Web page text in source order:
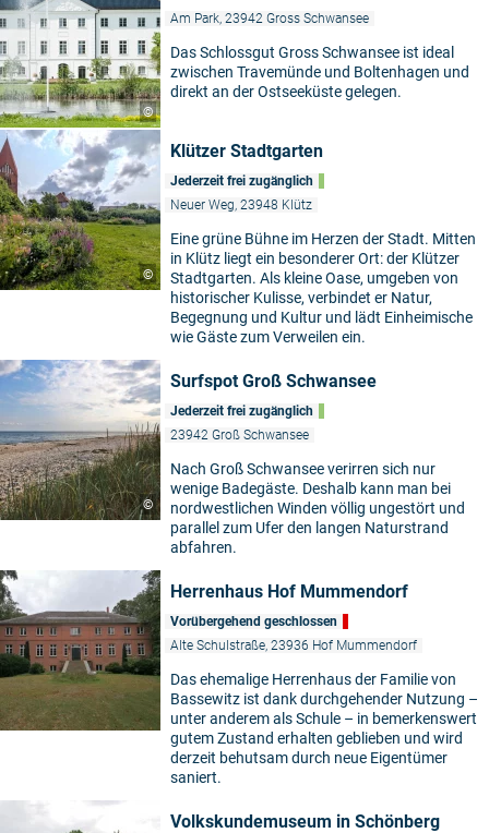
©
Am Park, 23942 Gross Schwansee
Das Schlossgut Gross Schwansee ist ideal
zwischen Travemünde und Boltenhagen und
direkt an der Ostseeküste gelegen.
©
Klützer Stadtgarten
Jederzeit frei zugänglich
Neuer Weg, 23948 Klütz
Eine grüne Bühne im Herzen der Stadt. Mitten
in Klütz liegt ein besonderer Ort: der Klützer
Stadtgarten. Als kleine Oase, umgeben von
historischer Kulisse, verbindet er Natur,
Begegnung und Kultur und lädt Einheimische
wie Gäste zum Verweilen ein.
©
Surfspot Groß Schwansee
Jederzeit frei zugänglich
23942 Groß Schwansee
Nach Groß Schwansee verirren sich nur
wenige Badegäste. Deshalb kann man bei
nordwestlichen Winden völlig ungestört und
parallel zum Ufer den langen Naturstrand
abfahren.
Herrenhaus Hof Mummendorf
Vorübergehend geschlossen
Alte Schulstraße, 23936 Hof Mummendorf
Das ehemalige Herrenhaus der Familie von
Bassewitz ist dank durchgehender Nutzung –
unter anderem als Schule – in bemerkenswert
gutem Zustand erhalten geblieben und wird
derzeit behutsam durch neue Eigentümer
saniert.
Volkskundemuseum in Schönberg